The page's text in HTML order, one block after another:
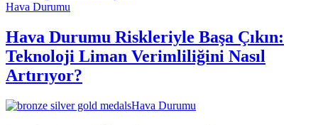
Hava Durumu
Hava Durumu Riskleriyle Başa Çıkın:
Teknoloji Liman Verimliliğini Nasıl
Artırıyor?
Hava Durumu